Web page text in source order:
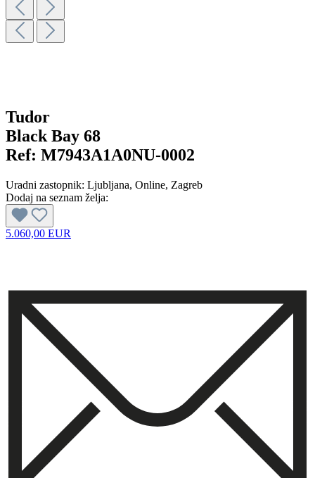
Tudor
Black Bay 68
Ref: M7943A1A0NU-0002
Uradni zastopnik: Ljubljana, Online, Zagreb
Dodaj na seznam želja:
5.060,00 EUR